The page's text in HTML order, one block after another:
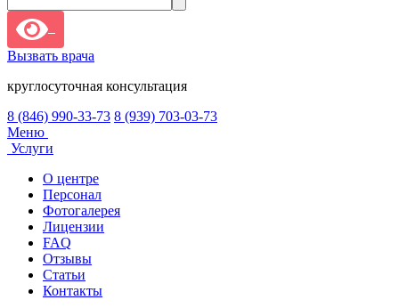
Вызвать врача
круглосуточная консультация
8 (846) 990-33-73 8 (939) 703-03-73
Меню
Услуги
О центре
Персонал
Фотогалерея
Лицензии
FAQ
Отзывы
Статьи
Контакты